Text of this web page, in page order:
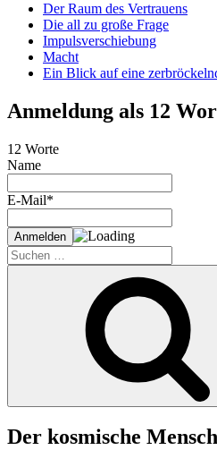
Der Raum des Vertrauens
Die all zu große Frage
Impulsverschiebung
Macht
Ein Blick auf eine
Anmeldung als 12
12 Worte
Name
E-Mail*
Suche
nach:
Der kosmische Mensch